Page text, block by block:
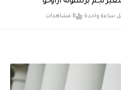
ساعة واحدة 8 مشاهدات